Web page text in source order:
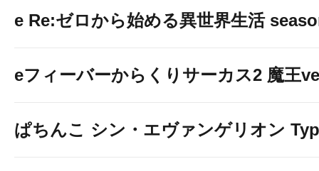
e Re:ゼロから始める異世界生活
eフィーバーからくりサーカス2 魔王
ぱちんこ シン・エヴァンゲリオン